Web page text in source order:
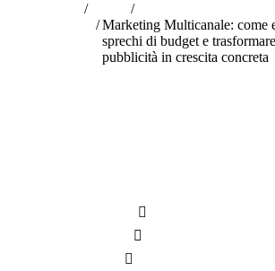
Tu sei qui:
Home
Marketing Multicanale: come
sprechi di budget e
pubblicità in crescita concreta